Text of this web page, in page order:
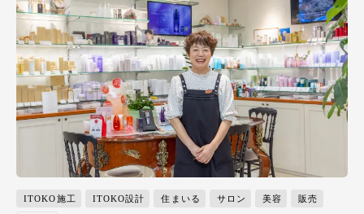
ITOKO施工 ITOKO設計 住まいる サロン 美容 販売